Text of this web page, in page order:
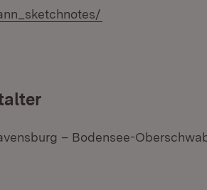
– Bodensee-